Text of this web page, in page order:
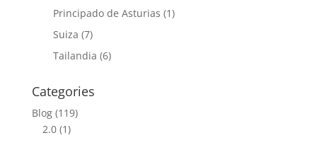
Principado de Asturias (1)
Suiza (7)
Tailandia (6)
Categories
Blog(119)
2.0(1)